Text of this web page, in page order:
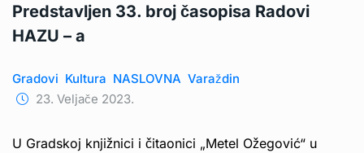
Predstavljen 33. broj časopisa Radovi
HAZU – a
Gradovi Kultura NASLOVNA Varaždin
23. Veljače 2023.
U Gradskoj knjižnici i čitaonici „Metel Ožegović“ u